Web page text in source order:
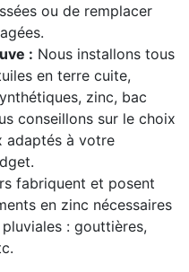
ou de remplacer
: Nous installons tous
en terre cuite,
zinc, bac
conseillons sur le choix
adaptés à votre
fabriquent et posent
en zinc nécessaires
: gouttières,